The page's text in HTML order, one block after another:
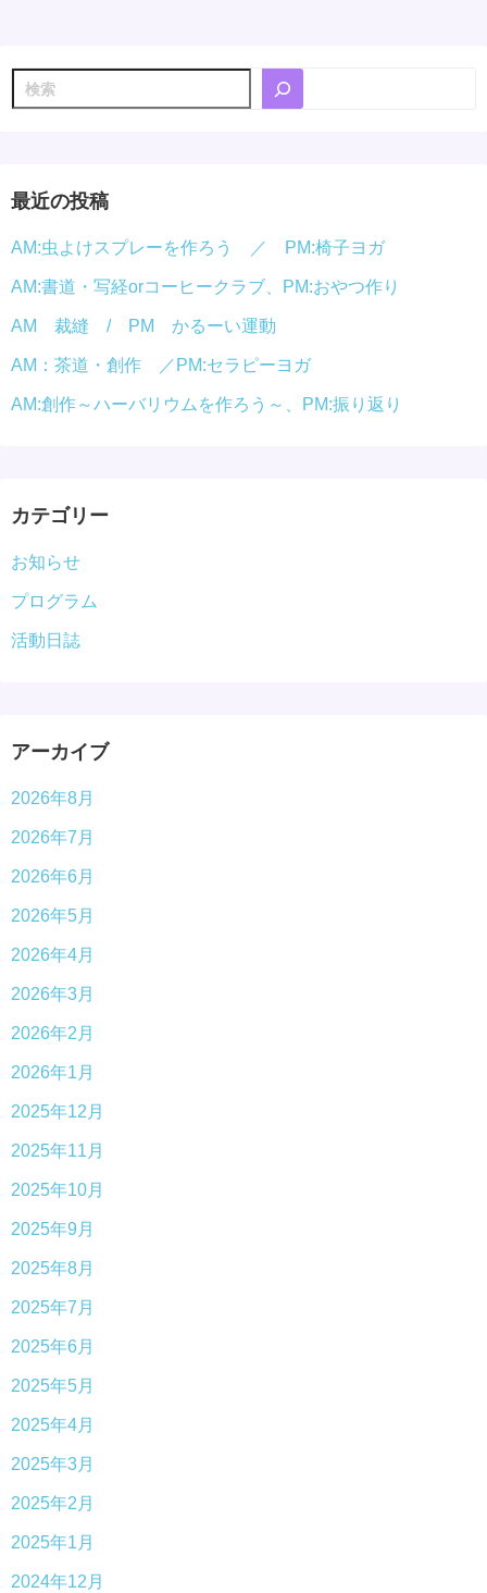
ペ
ジ
り
検
索
最近の投稿
AM:虫よけスプレーを作ろう ／ PM:椅子ヨガ
AM:書道・写経orコーヒークラブ、PM:おやつ作り
AM 裁縫 / PM かるーい運動
AM：茶道・創作 ／PM:セラピーヨガ
AM:創作～ハーバリウムを作ろう～、PM:振り返り
カテゴリー
お知らせ
プログラム
活動日誌
アーカイブ
2026年8月
2026年7月
2026年6月
2026年5月
2026年4月
2026年3月
2026年2月
2026年1月
2025年12月
2025年11月
2025年10月
2025年9月
2025年8月
2025年7月
2025年6月
2025年5月
2025年4月
2025年3月
2025年2月
2025年1月
2024年12月